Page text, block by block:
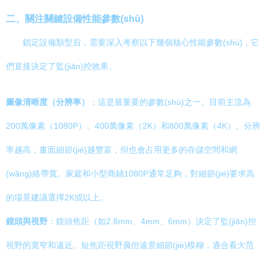
二、關注關鍵設備性能參數(shù)
鎖定設備類型后，需要深入考察以下幾個核心性能參數(shù)，它
們直接決定了監(jiān)控效果。
圖像清晰度（分辨率） ：這是最重要的參數(shù)之一。目前主流為
200萬像素（1080P）、400萬像素（2K）和800萬像素（4K）。分辨
率越高，畫面細節(jié)越豐富，但也會占用更多的存儲空間和網
(wǎng)絡帶寬。家庭和小型商鋪1080P通常足夠，對細節(jié)要求高
的場景建議選擇2K或以上。
鏡頭與視野 ：鏡頭焦距（如2.8mm、4mm、6mm）決定了監(jiān)控
視野的寬窄和遠近。短焦距視野廣但遠景細節(jié)模糊，適合看大范